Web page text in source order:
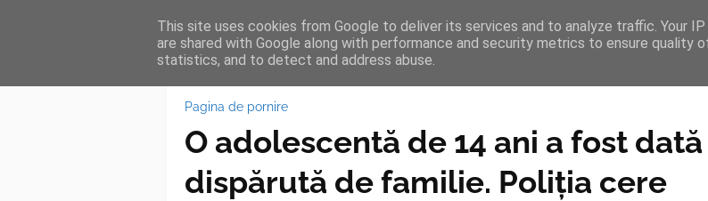
HOME FEATURES BLOGGER TIPOGRAPHY
Pagina de pornire
O adolescentă de 14 ani a fost dată
dispărută de familie. Poliția cere
This site uses cookies from Google to deliver its services and to analyze traffic. Your
are shared with Google along with performance and security metrics to ensure quality
statistics, and to detect and address abuse.